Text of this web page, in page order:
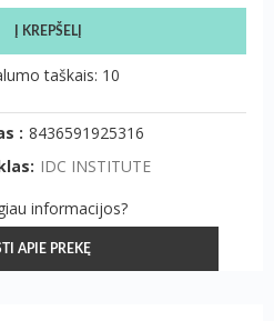
Į KREPŠELĮ
taškais: 10
: 8436591925316
IDC INSTITUTE
informacijos?
APIE PREKĘ